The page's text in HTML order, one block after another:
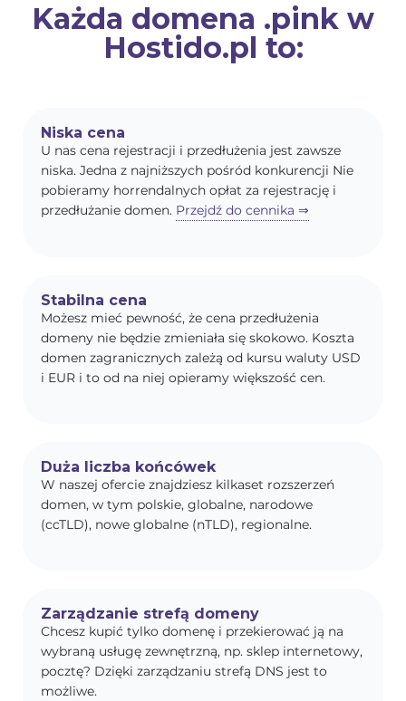
Każda domena .pink w
Hostido.pl to:
Niska cena
U nas cena rejestracji i przedłużenia jest zawsze
niska. Jedna z najniższych pośród konkurencji Nie
pobieramy horrendalnych opłat za rejestrację i
przedłużanie domen. Przejdź do cennika ⇒
Stabilna cena
Możesz mieć pewność, że cena przedłużenia
domeny nie będzie zmieniała się skokowo. Koszta
domen zagranicznych zależą od kursu waluty USD
i EUR i to od na niej opieramy większość cen.
Duża liczba końcówek
W naszej ofercie znajdziesz kilkaset rozszerzeń
domen, w tym polskie, globalne, narodowe
(ccTLD), nowe globalne (nTLD), regionalne.
Zarządzanie strefą domeny
Chcesz kupić tylko domenę i przekierować ją na
wybraną usługę zewnętrzną, np. sklep internetowy,
pocztę? Dzięki zarządzaniu strefą DNS jest to
możliwe.